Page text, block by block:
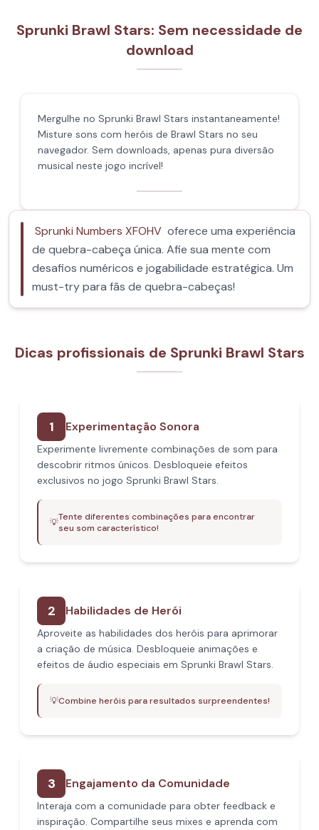
Sprunki Brawl Stars: Sem necessidade de
download
Mergulhe no Sprunki Brawl Stars instantaneamente!
Misture sons com heróis de Brawl Stars no seu
navegador. Sem downloads, apenas pura diversão
musical neste jogo incrível!
Sprunki Numbers XFOHV oferece uma experiência
de quebra-cabeça única. Afie sua mente com
desafios numéricos e jogabilidade estratégica. Um
must-try para fãs de quebra-cabeças!
Dicas profissionais de Sprunki Brawl Stars
1 Experimentação Sonora
Experimente livremente combinações de som para
descobrir ritmos únicos. Desbloqueie efeitos
exclusivos no jogo Sprunki Brawl Stars.
💡Tente diferentes combinações para encontrar
seu som característico!
2 Habilidades de Herói
Aproveite as habilidades dos heróis para aprimorar
a criação de música. Desbloqueie animações e
efeitos de áudio especiais em Sprunki Brawl Stars.
💡Combine heróis para resultados surpreendentes!
3 Engajamento da Comunidade
Interaja com a comunidade para obter feedback e
inspiração. Compartilhe seus mixes e aprenda com